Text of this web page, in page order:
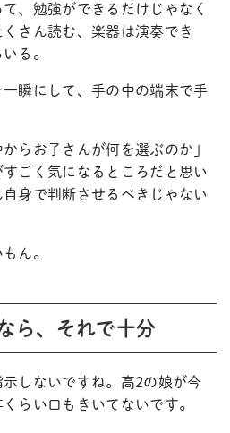
、勉強ができるだけじゃなく
さん読む、楽器は演奏でき
る。
瞬にして、手の中の端末で手
らお子さんが何を選ぶのか」
ごく気になるところだと思い
身で判断させるべきじゃない
ん。
ら、それで十分
しないですね。高2の娘が今
らい口もきいてないです。